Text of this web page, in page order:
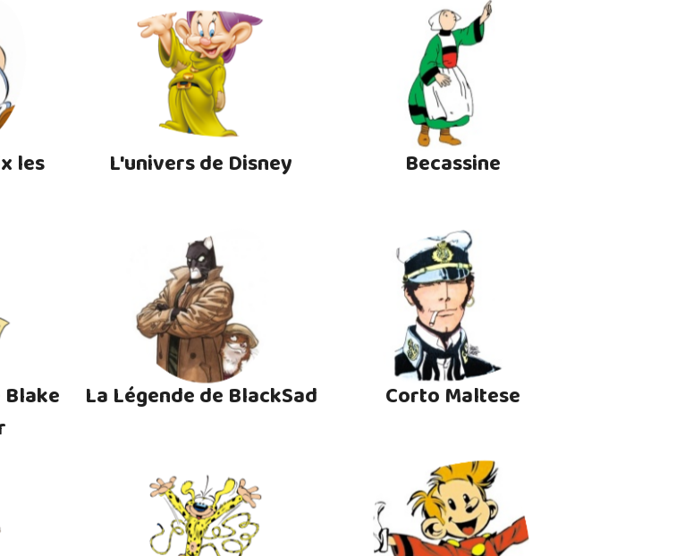
les
L'univers de Disney Becassine
La Légende de BlackSad Corto Maltese